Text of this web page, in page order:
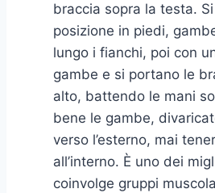
braccia sopra la testa.
posizione in piedi,
lungo i fianchi, poi con
gambe e si portano le
alto, battendo le mani
bene le gambe,
verso l’esterno, mai
all’interno. È uno dei
coinvolge gruppi